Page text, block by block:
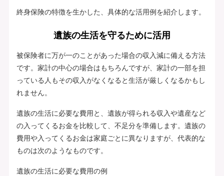
終身保険の特徴を生かした、具体的な活用例を紹介します。
遺族の生活を守るために活用
被保険者に万が一のことがあった場合の収入減に備える方法
です。家計の中心の場合はもちろんですが、家計の一部を担
っている人もその収入がなくなると生活が厳しくなるかもし
れません。
遺族の生活に必要な費用と、遺族が得られる収入や遺産など
の入ってくるお金を比較して、不足分を準備します。遺族の
費用や入ってくるお金は家庭ごとに異なりますが、代表的な
ものは次のようなものです。
遺族の生活に必要な費用の例